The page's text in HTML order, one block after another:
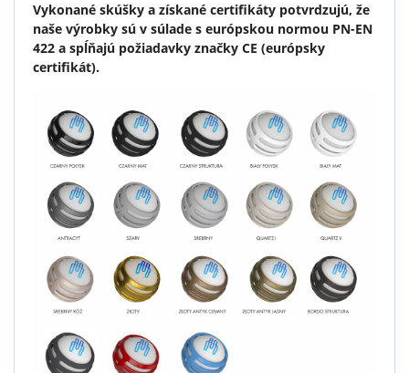
Vykonané skúšky a získané certifikáty potvrdzujú, že
naše výrobky sú v súlade s európskou normou PN-EN
422 a spĺňajú požiadavky značky CE (európsky
certifikát).